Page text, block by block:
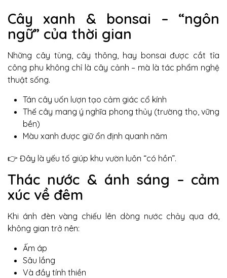
Cây xanh & bonsai – “ngôn
ngữ” của thời gian
Những cây tùng, cây thông, hay bonsai được cắt tỉa
công phu không chỉ là cây cảnh – mà là tác phẩm nghệ
thuật sống.
Tán cây uốn lượn tạo cảm giác cổ kính
Thế cây mang ý nghĩa phong thủy (trường thọ, vững
bền)
Màu xanh được giữ ổn định quanh năm
👉 Đây là yếu tố giúp khu vườn luôn “có hồn”.
Thác nước & ánh sáng – cảm
xúc về đêm
Khi ánh đèn vàng chiếu lên dòng nước chảy qua đá,
không gian trở nên:
Ấm áp
Sâu lắng
Và đầy tính thiền